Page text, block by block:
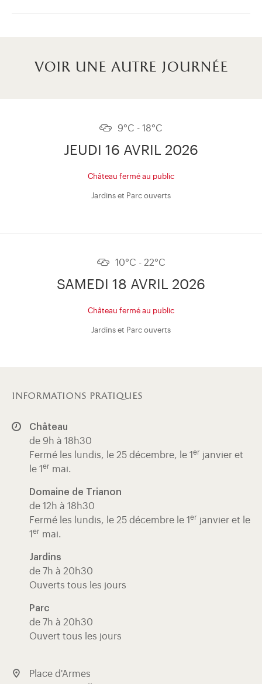
voir une autre journée
9°C - 18°C
JEUDI 16 AVRIL 2026
Château fermé au public
Jardins et Parc ouverts
10°C - 22°C
SAMEDI 18 AVRIL 2026
Château fermé au public
Jardins et Parc ouverts
informations pratiques
Château
de 9h à 18h30
Fermé les lundis, le 25 décembre, le 1 er janvier et
le 1 er mai.
Domaine de Trianon
de 12h à 18h30
Fermé les lundis, le 25 décembre le 1 er janvier et le
1 er mai.
Jardins
de 7h à 20h30
Ouverts tous les jours
Parc
de 7h à 20h30
Ouvert tous les jours
Place d'Armes